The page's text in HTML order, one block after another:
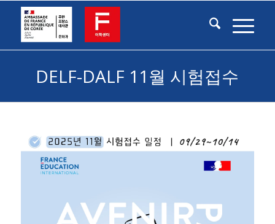
DELF-DALF 11월 시험접수